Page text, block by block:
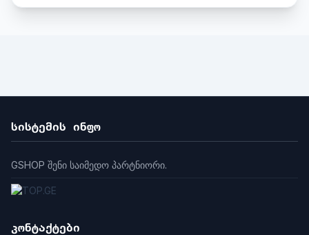
სისტემის ინფო
GSHOP შენი საიმედო პარტნიორი.
კონტაქტები